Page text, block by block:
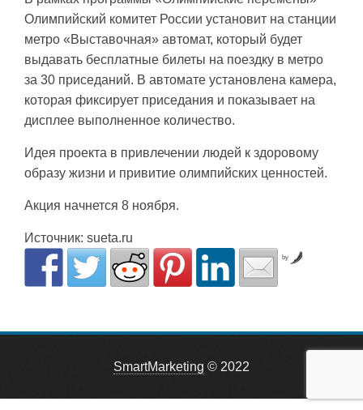
Олимпийский комитет России установит на станции
метро «Выставочная» автомат, который будет
выдавать бесплатные билеты на поездку в метро
за 30 приседаний. В автомате установлена камера,
которая фиксирует приседания и показывает на
дисплее выполненное количество.
Идея проекта в привлечении людей к здоровому
образу жизни и привитие олимпийских ценностей.
Акция начнется 8 ноября.
Источник: sueta.ru
by
SmartMarketing © 2022